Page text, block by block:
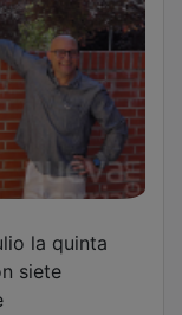
silencio en